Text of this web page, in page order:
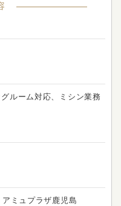
ルーム対応、ミシン業務
ミュプラザ鹿児島